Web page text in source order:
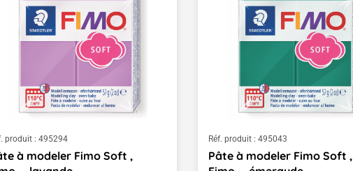
produit : 495294
à modeler Fimo Soft ,
Réf. produit : 495043
Pâte à modeler Fimo Soft ,